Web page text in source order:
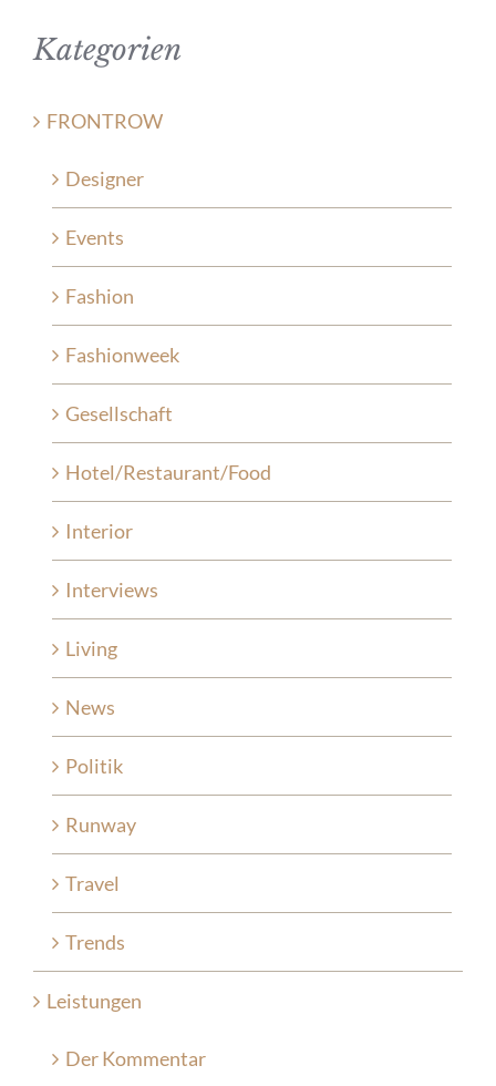
Kategorien
FRONTROW
Designer
Events
Fashion
Fashionweek
Gesellschaft
Hotel/Restaurant/Food
Interior
Interviews
Living
News
Politik
Runway
Travel
Trends
Leistungen
Der Kommentar